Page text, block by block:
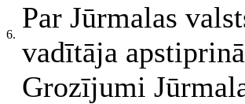
6.
Par Jūrmalas
vadītāja
Grozījumi